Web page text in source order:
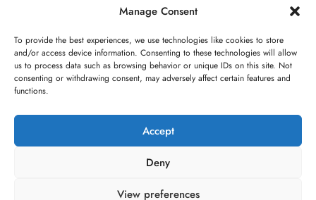
Manage Consent
To provide the best experiences, we use technologies like cookies to store
and/or access device information. Consenting to these technologies will allow
us to process data such as browsing behavior or unique IDs on this site. Not
consenting or withdrawing consent, may adversely affect certain features and
functions.
Accept
Deny
View preferences
u
„Najveći mali festival u
jun 23, 2026